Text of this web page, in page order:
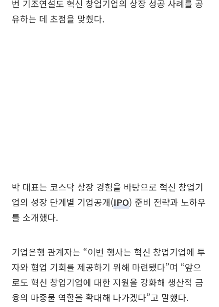
번 기조연설도 혁신 창업기업의 상장 성공 사례를 공
유하는 데 초점을 맞췄다.
박 대표는 코스닥 상장 경험을 바탕으로 혁신 창업기
업의 성장 단계별 기업공개(IPO) 준비 전략과 노하우
를 소개했다.
기업은행 관계자는 “이번 행사는 혁신 창업기업에 투
자와 협업 기회를 제공하기 위해 마련됐다”며 “앞으
로도 혁신 창업기업에 대한 지원을 강화해 생산적 금
융의 마중물 역할을 확대해 나가겠다”고 말했다.